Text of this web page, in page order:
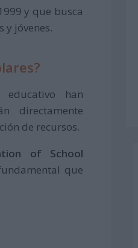
y que busca
y jóvenes.
educativo han
directamente
de recursos.
of School
que